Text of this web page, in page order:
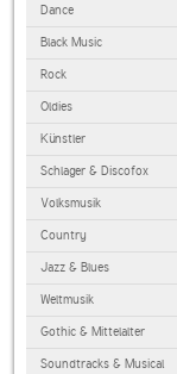
Dance
Black Music
Rock
Oldies
Künstler
Schlager & Discofox
Volksmusik
Country
Jazz & Blues
Weltmusik
Gothic & Mittelalter
Soundtracks & Musical